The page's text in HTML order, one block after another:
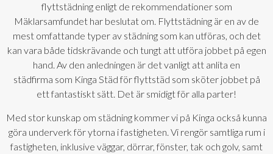
flyttstädning enligt de rekommendationer som
Mäklarsamfundet har beslutat om. Flyttstädning är en av de
mest omfattande typer av städning som kan utföras, och det
kan vara både tidskrävande och tungt att utföra jobbet på egen
hand. Av den anledningen är det vanligt att anlita en
städfirma som Kinga Städ för flyttstäd som sköter jobbet på
ett fantastiskt sätt. Det är smidigt för alla parter!
Med stor kunskap om städning kommer vi på Kinga också kunna
göra underverk för ytorna i fastigheten. Vi rengör samtliga rum i
fastigheten, inklusive väggar, dörrar, fönster, tak och golv, samt